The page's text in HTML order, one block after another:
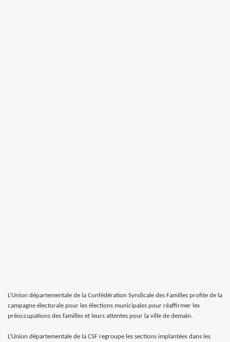
L’Union départementale de la Confédération Syndicale des Familles profite de la
campagne électorale pour les élections municipales pour réaffirmer les
préoccupations des familles et leurs attentes pour la ville de demain.
L’Union départementale de la CSF regroupe les sections implantées dans les